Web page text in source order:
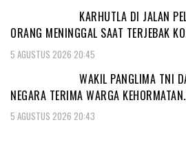
KARHUTLA DI JALAN
ORANG MENINGGAL SAAT TERJEBAK
5 AGUSTUS 2026 20:45
WAKIL PANGLIMA TNI
NEGARA TERIMA WARGA
5 AGUSTUS 2026 20:43